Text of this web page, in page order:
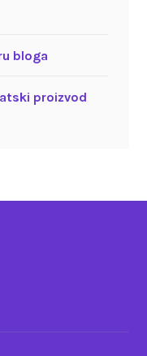
bloga
proizvod